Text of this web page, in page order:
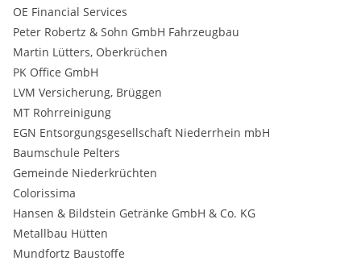
OE Financial Services
Peter Robertz & Sohn GmbH Fahrzeugbau
Martin Lütters, Oberkrüchen
PK Office GmbH
LVM Versicherung, Brüggen
MT Rohrreinigung
EGN Entsorgungsgesellschaft Niederrhein mbH
Baumschule Pelters
Gemeinde Niederkrüchten
Colorissima
Hansen & Bildstein Getränke GmbH & Co. KG
Metallbau Hütten
Mundfortz Baustoffe